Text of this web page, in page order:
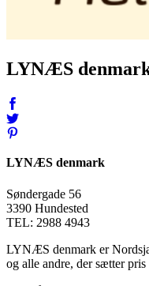
LYNÆS
LYNÆS denmark
Søndergade 56
3390 Hundested
TEL: 2988 4943
LYNÆS denmark er
og alle andre, der sætter